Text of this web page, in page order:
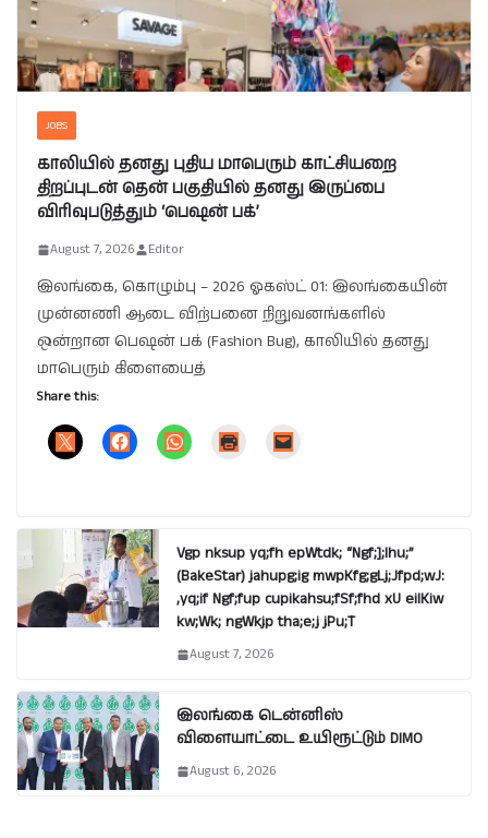
JOBS
காலியில் தனது புதிய மாபெரும் காட்சியறை
திறப்புடன் தென் பகுதியில் தனது இருப்பை
விரிவுபடுத்தும் ‘பெஷன் பக்’
August 7, 2026 Editor
இலங்கை, கொழும்பு – 2026 ஓகஸ்ட் 01: இலங்கையின்
முன்னணி ஆடை விற்பனை நிறுவனங்களில்
ஒன்றான பெஷன் பக் (Fashion Bug), காலியில் தனது
மாபெரும் கிளையைத்
Share this:
Vgp nksup yq;fh epWtdk; “Ngf;];lhu;”
(BakeStar) jahupg;ig mwpKfg;gLj;Jfpd;wJ:
,yq;if Ngf;fup cupikahsu;fSf;fhd xU eilKiw
kw;Wk; ngWkjp tha;e;j jPu;T
August 7, 2026
இலங்கை டென்னிஸ்
விளையாட்டை உயிரூட்டும் DIMO
August 6, 2026